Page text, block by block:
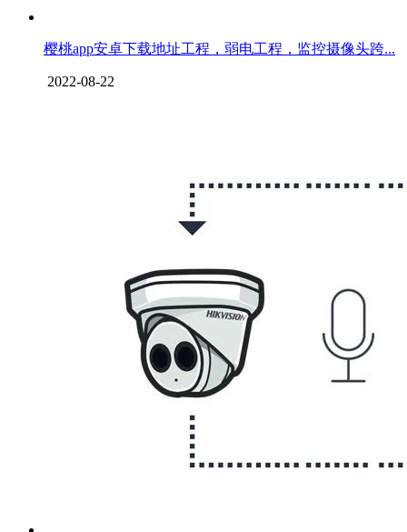
樱桃app安卓下载地址工程，弱电工程，监控摄像头跨...
2022-08-22